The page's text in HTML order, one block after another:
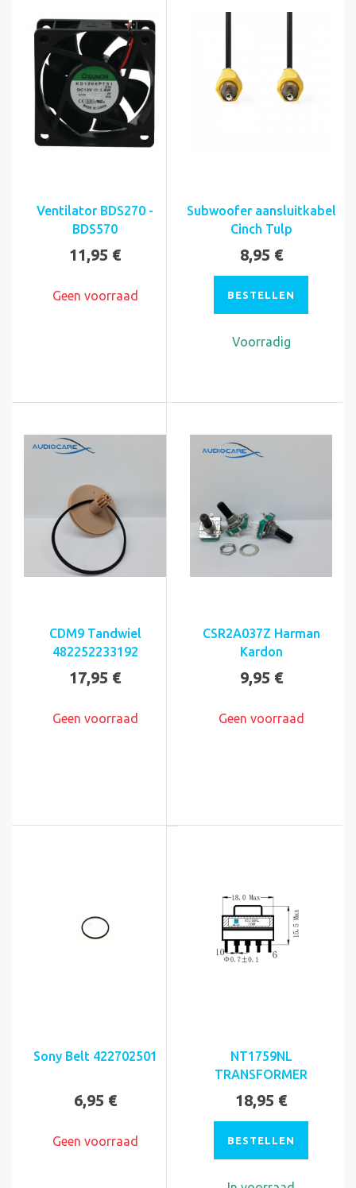
Ventilator BDS270 -
BDS570
11,95 €
Geen voorraad
Subwoofer aansluitkabel
Cinch Tulp
8,95 €
BESTELLEN
Voorradig
CDM9 Tandwiel
482252233192
17,95 €
Geen voorraad
CSR2A037Z Harman
Kardon
9,95 €
Geen voorraad
Sony Belt 422702501
6,95 €
Geen voorraad
NT1759NL
TRANSFORMER
18,95 €
BESTELLEN